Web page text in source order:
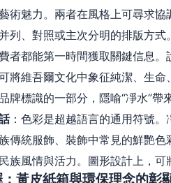
術魅力。兩者在風格上可尋求協
并列、對照或主次分明的排版方
者都能第一時間獲取關鍵信息。
可將維吾爾文化中象征純潔、生
牌標識的一部分，隱喻“凈水”帶
：色彩是超越語言的通用符號。
傳統服飾、裝飾中常見的鮮艷
族風情與活力。圖形設計上，
黃皮紙箱與環保理念的彰